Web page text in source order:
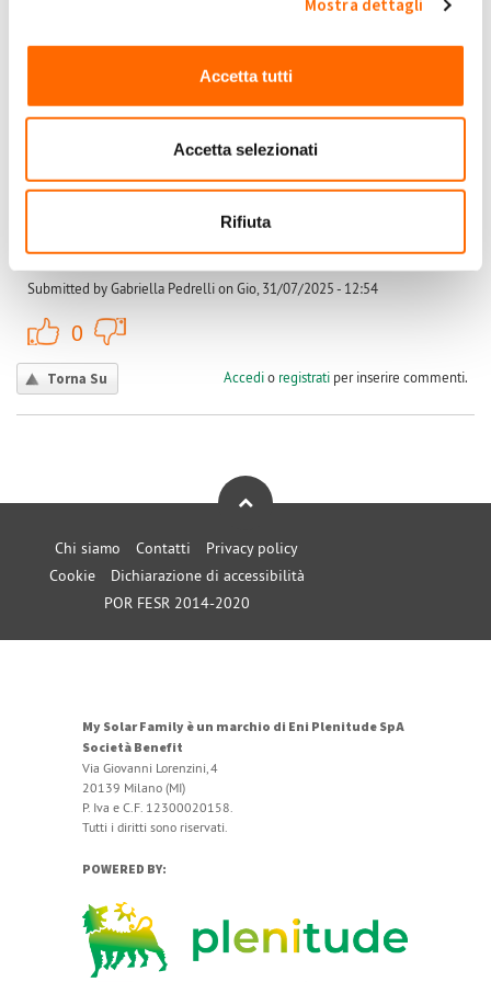
Mostra dettagli
Accetta tutti
Accetta selezionati
Rifiuta
Torna Su Accedioregistratiper inserire commenti.
Gio, 31/07/2025 - 12:54 #3
Calcolo eccedenze
È successo a tanti, me compresa. Dicono che il controvalore è
Submitted by Gabriella Pedrelli on Gio, 31/07/2025 - 12:54
0
Torna Su Accedio registratiper inserire commenti.
Chi siamo Contatti
Privacy policy
Cookie
Dichiarazione di accessibilità
POR FESR 2014-2020
My Solar Family è un marchio di Eni Plenitude SpA
Società Benefit
Via Giovanni Lorenzini, 4
20139 Milano (MI)
P. Iva e C.F. 12300020158.
Tutti i diritti sono riservati.
POWERED BY: